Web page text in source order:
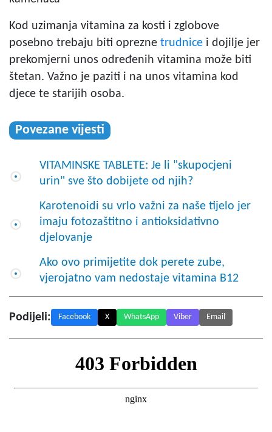
Kod uzimanja vitamina za kosti i zglobove
posebno trebaju biti oprezne trudnice i dojilje jer
prekomjerni unos određenih vitamina može biti
štetan. Važno je paziti i na unos vitamina kod
djece te starijih osoba.
Povezane vijesti
VITAMINSKE TABLETE: Je li "skupocjeni
urin" sve što dobijete od njih?
Karotenoidi su vrlo važni za naše tijelo jer
imaju fotozaštitno i antioksidativno
djelovanje
Ako ovo primijetite dok perete zube,
vjerojatno vam nedostaje vitamina B12
Podijeli: Facebook X WhatsApp Viber Email